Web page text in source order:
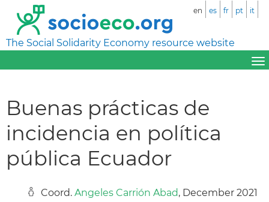
The Social Solidarity Economy resource website
en es fr pt it
Buenas prácticas de
incidencia en política
pública Ecuador
Coord. Angeles Carrión Abad, December 2021